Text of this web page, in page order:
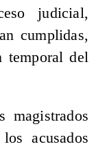
judicial,
cumplidas,
temporal del
acusados